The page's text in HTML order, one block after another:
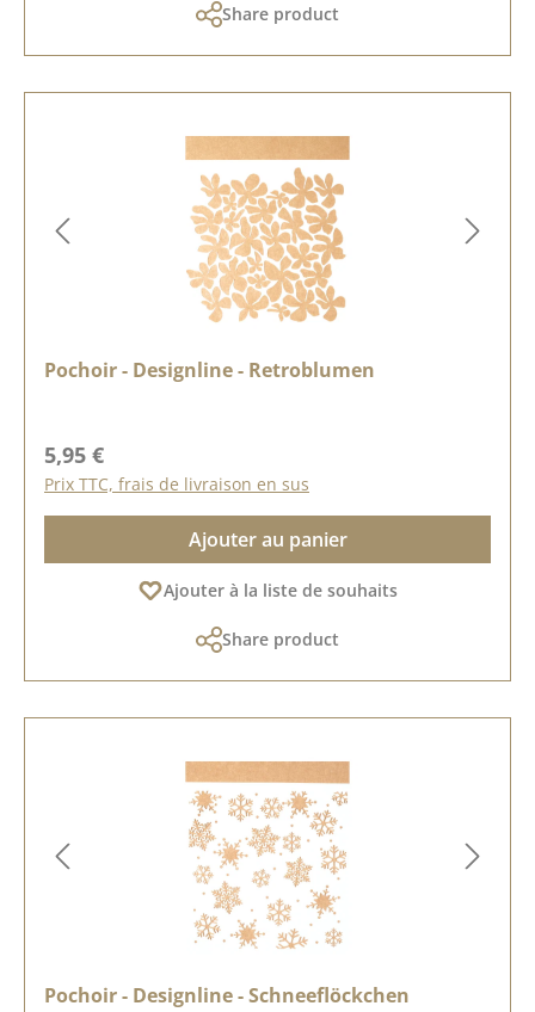
Share product
Pochoir - Designline - Retroblumen
Prix régulier :
5,95 €
Prix TTC, frais de livraison en sus
Ajouter au panier
Ajouter à la liste de souhaits
Share product
Pochoir - Designline - Schneeflöckchen